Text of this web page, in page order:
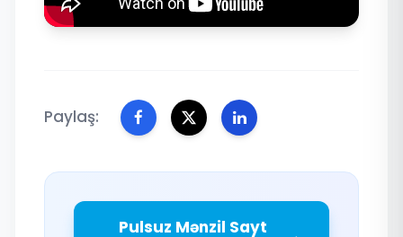
Paylaş:
Pulsuz Mənzil Sayt